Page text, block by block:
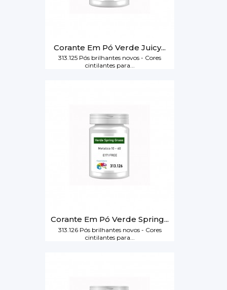
Corante Em Pó Verde Juicy...
313.125 Pós brilhantes novos - Cores
cintilantes para...
Corante Em Pó Verde Spring...
313.126 Pós brilhantes novos - Cores
cintilantes para...